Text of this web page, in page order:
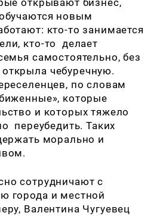
открывают бизнес,
новым
кто-то занимается
кто-то делает
самостоятельно, без
чебуречную.
по словам
которые
и которых тяжело
переубедить. Таких
морально и
сотрудничают с
города и местной
Валентина Чугуевец